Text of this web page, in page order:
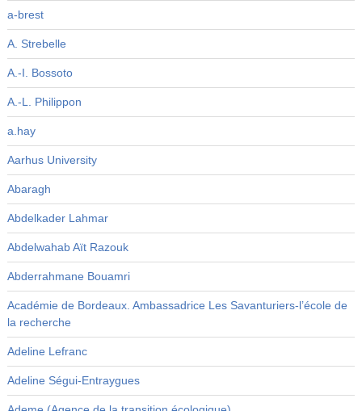
a-brest
A. Strebelle
A.-I. Bossoto
A.-L. Philippon
a.hay
Aarhus University
Abaragh
Abdelkader Lahmar
Abdelwahab Aït Razouk
Abderrahmane Bouamri
Académie de Bordeaux. Ambassadrice Les Savanturiers-l’école de
la recherche
Adeline Lefranc
Adeline Ségui-Entraygues